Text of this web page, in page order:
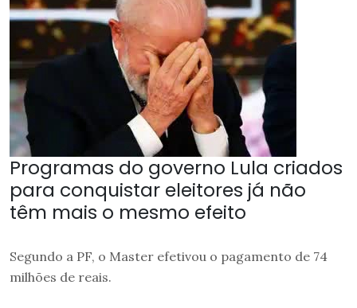
Programas do governo Lula criados
para conquistar eleitores já não
têm mais o mesmo efeito
Segundo a PF, o Master efetivou o pagamento de 74
milhões de reais.